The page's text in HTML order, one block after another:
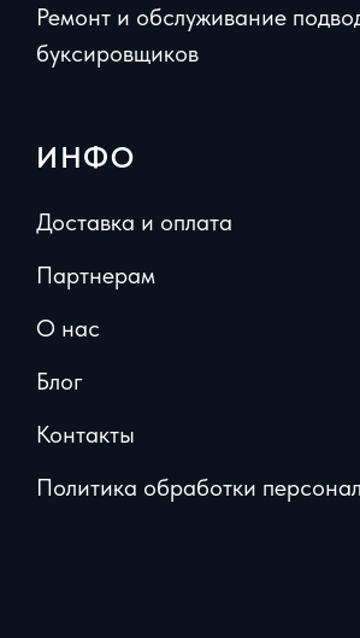
Ремонт и обслуживание
буксировщиков
ИНФО
Доставка и оплата
Партнерам
О нас
Блог
Контакты
Политика обработки